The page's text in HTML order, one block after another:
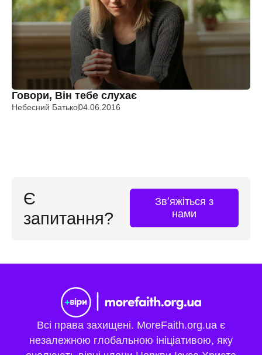
Говори, Він тебе слухає
Небесний Батько04.06.2016
Є
запитання?
Звʼяжіться з
нами
Всі права захищені. MoreFaith.org.ua є
незалежною глобальною ініціативою, яку